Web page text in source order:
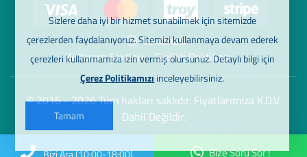
Bizi Ara (10:00-18:00) Bize Soru Sor !
Ve dahası
Kullanım Şartları
Gizlilik Politikası
© 2016 - 2026 Tüm hakları saklıdır. Fiyatlarımıza K.D.V.
Dahil Değildir.
Sizlere daha iyi bir hizmet sunabilmek için sitemizde
çerezlerden faydalanıyoruz. Sitemizi kullanmaya devam ederek
çerezleri kullanmamıza izin vermiş olursunuz. Detaylı bilgi için
Çerez Politikamızı inceleyebilirsiniz.
Tamam